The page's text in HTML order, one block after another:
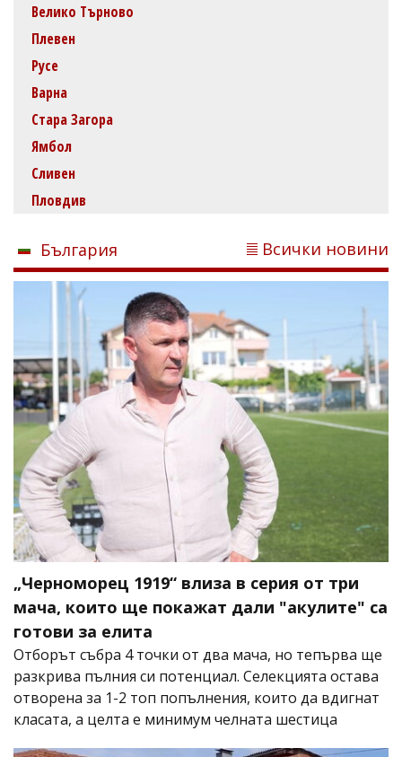
Велико Търново
Плевен
Русе
Варна
Стара Загора
Ямбол
Сливен
Пловдив
България Всички новини
„Черноморец 1919“ влиза в серия от три
мача, които ще покажат дали "акулите" са
готови за елита
Отборът събра 4 точки от два мача, но тепърва ще
разкрива пълния си потенциал. Селекцията остава
отворена за 1-2 топ попълнения, които да вдигнат
класата, а целта е минимум челната шестица